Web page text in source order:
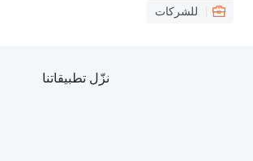
للشركات
نزّل تطبيقاتنا